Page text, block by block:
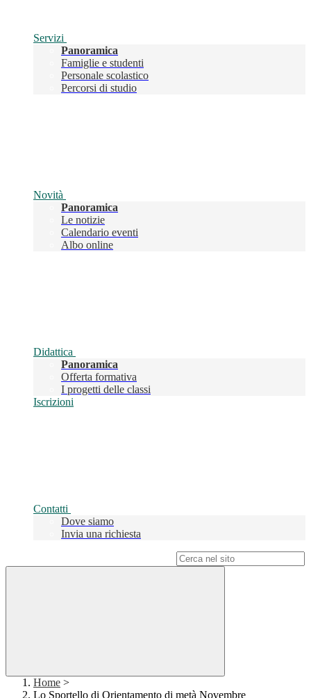
Servizi
Panoramica
Famiglie e studenti
Personale scolastico
Percorsi di studio
Novità
Panoramica
Le notizie
Calendario eventi
Albo online
Didattica
Panoramica
Offerta formativa
I progetti delle classi
Iscrizioni
Contatti
Dove siamo
Invia una richiesta
Home >
Lo Sportello di Orientamento di metà Novembre